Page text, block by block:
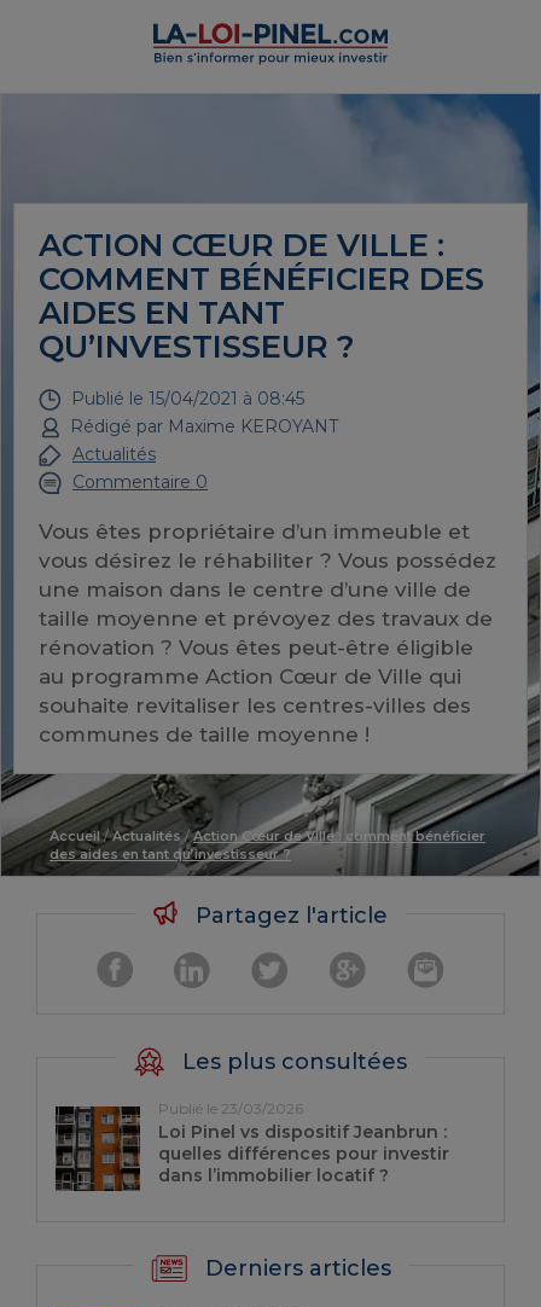
ACTION CŒUR DE VILLE :
COMMENT BÉNÉFICIER DES
AIDES EN TANT
QU’INVESTISSEUR ?
Publié le 15/04/2021 à 08:45
Rédigé par Maxime KEROYANT
Actualités
Commentaire 0
Vous êtes propriétaire d’un immeuble et
vous désirez le réhabiliter ? Vous possédez
une maison dans le centre d’une ville de
taille moyenne et prévoyez des travaux de
rénovation ? Vous êtes peut-être éligible
au programme Action Cœur de Ville qui
souhaite revitaliser les centres-villes des
communes de taille moyenne !
Accueil/Actualités/Action Cœur de Ville : comment bénéficier
des aides en tant qu’investisseur ?
Partagez l'article
Les plus consultées
Publié le 23/03/2026
Loi Pinel vs dispositif Jeanbrun :
quelles différences pour investir
dans l’immobilier locatif ?
Derniers articles